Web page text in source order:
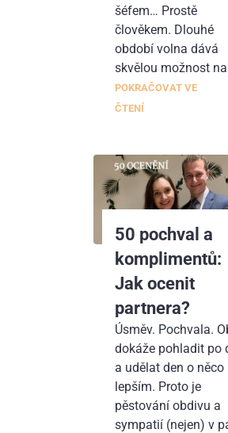
šéfem… Prostě
člověkem. Dlouhé
období volna dává
skvělou možnost
POKRAČOVAT VE
ČTENÍ
50 pochval a
komplimentů:
Jak ocenit
partnera?
Úsměv. Pochvala.
dokáže pohladit po
a udělat den o něco
lepším. Proto je
pěstování obdivu a
sympatií (nejen) v